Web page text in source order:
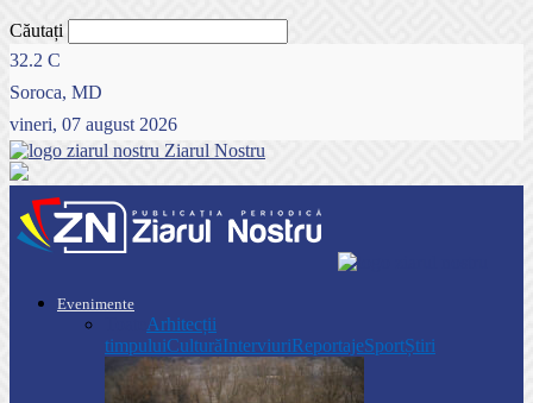
Căutați
32.2 C
Soroca, MD
vineri, 07 august 2026
Ziarul Nostru
Evenimente
Arhitecții
timpuluiCulturăInterviuriReportajeSportȘtiri